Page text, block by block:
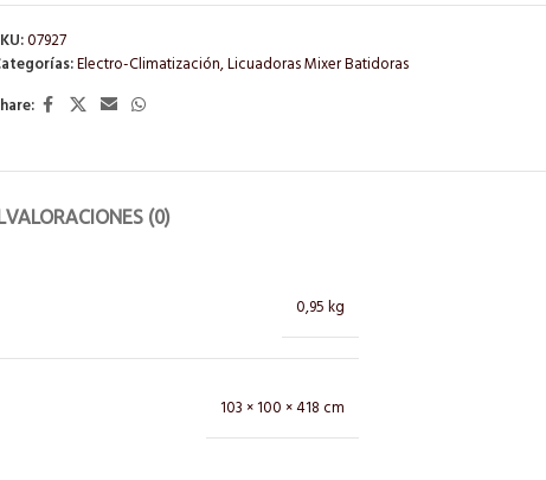
07927
Electro-Climatización,Licuadoras Mixer Batidoras
VALORACIONES (0)
0,95 kg
103 × 100 × 418 cm